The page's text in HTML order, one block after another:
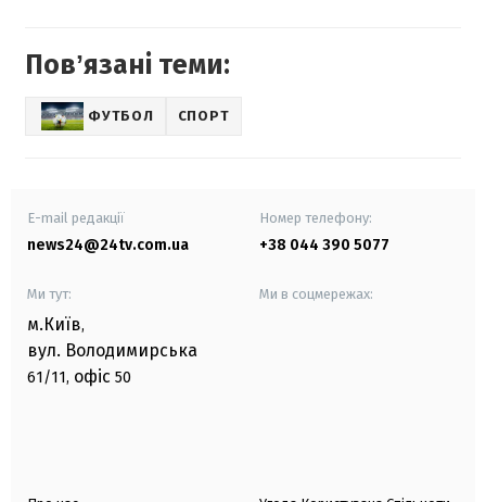
Повʼязані теми:
ФУТБОЛ СПОРТ
E-mail редакції
news24@24tv.com.ua
Номер телефону:
+38 044 390 5077
Ми тут:
м.Київ,
вул. Володимирська
61/11, офіс 50
Ми в соцмережах: